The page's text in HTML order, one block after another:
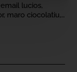
lucios,
maro ciocolatiu,